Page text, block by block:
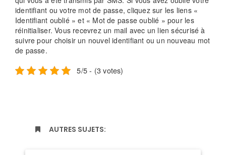
identifiant ou votre mot de passe, cliquez sur les liens «
Identifiant oublié » et « Mot de passe oublié » pour les
réinitialiser. Vous recevrez un mail avec un lien sécurisé à
suivre pour choisir un nouvel identifiant ou un nouveau mot
de passe.
5/5 - (3 votes)
AUTRES SUJETS: